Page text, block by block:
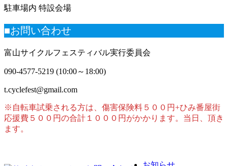
駐車場内 特設会場
■お問い合わせ
富山サイクルフェスティバル実行委員会
090-4577-5219 (10:00～18:00)
t.cyclefest@gmail.com
※自転車試乗される方は、傷害保険料５００円+ひみ番屋街
応援費５００円の合計１０００円がかかります。当日、頂き
ます。